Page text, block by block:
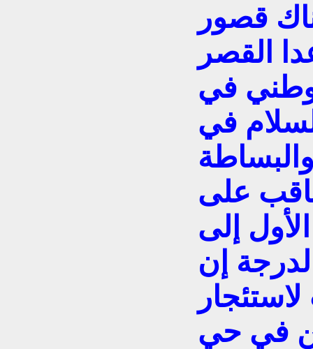
هناك قصور
القصر
في
في
على
إلى
إن
في حي